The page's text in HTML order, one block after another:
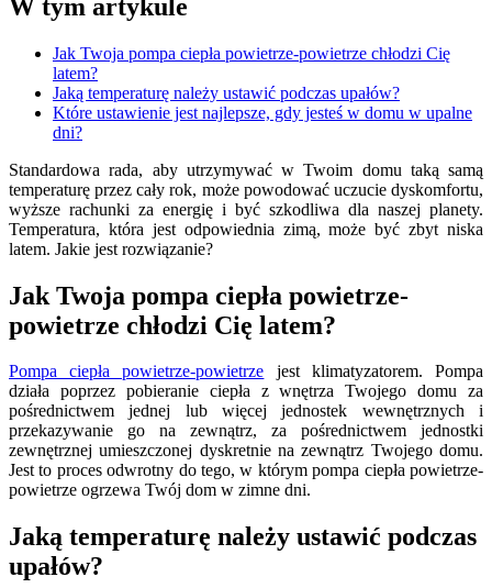
W tym artykule
Jak Twoja pompa ciepła powietrze-powietrze chłodzi Cię
latem?
Jaką temperaturę należy ustawić podczas upałów?
Które ustawienie jest najlepsze, gdy jesteś w domu w upalne
dni?
Standardowa rada, aby utrzymywać w Twoim domu taką samą
temperaturę przez cały rok, może powodować uczucie dyskomfortu,
wyższe rachunki za energię i być szkodliwa dla naszej planety.
Temperatura, która jest odpowiednia zimą, może być zbyt niska
latem. Jakie jest rozwiązanie?
Jak Twoja pompa ciepła powietrze-
powietrze chłodzi Cię latem?
Pompa ciepła powietrze-powietrze jest klimatyzatorem. Pompa
działa poprzez pobieranie ciepła z wnętrza Twojego domu za
pośrednictwem jednej lub więcej jednostek wewnętrznych i
przekazywanie go na zewnątrz, za pośrednictwem jednostki
zewnętrznej umieszczonej dyskretnie na zewnątrz Twojego domu.
Jest to proces odwrotny do tego, w którym pompa ciepła powietrze-
powietrze ogrzewa Twój dom w zimne dni.
Jaką temperaturę należy ustawić podczas
upałów?